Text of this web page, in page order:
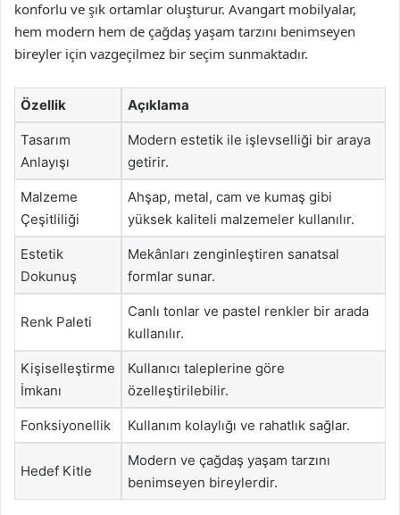
konforlu ve şık ortamlar oluşturur. Avangart mobilyalar,
hem modern hem de çağdaş yaşam tarzını benimseyen
bireyler için vazgeçilmez bir seçim sunmaktadır.
Özellik Açıklama
Tasarım
Anlayışı
Modern estetik ile işlevselliği bir araya
getirir.
Malzeme
Çeşitliliği
Ahşap, metal, cam ve kumaş gibi
yüksek kaliteli malzemeler kullanılır.
Estetik
Dokunuş
Mekânları zenginleştiren sanatsal
formlar sunar.
Renk Paleti
Canlı tonlar ve pastel renkler bir arada
kullanılır.
Kişiselleştirme
İmkanı
Kullanıcı taleplerine göre
özelleştirilebilir.
Fonksiyonellik Kullanım kolaylığı ve rahatlık sağlar.
Hedef Kitle
Modern ve çağdaş yaşam tarzını
benimseyen bireylerdir.